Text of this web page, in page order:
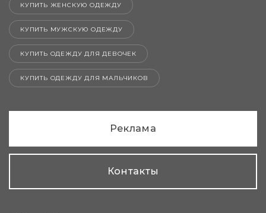
КУПИТЬ ЖЕНСКУЮ ОДЕЖДУ
КУПИТЬ МУЖСКУЮ ОДЕЖДУ
КУПИТЬ ОДЕЖДУ ДЛЯ ДЕВОЧЕК
КУПИТЬ ОДЕЖДУ ДЛЯ МАЛЬЧИКОВ
Реклама
Контакты